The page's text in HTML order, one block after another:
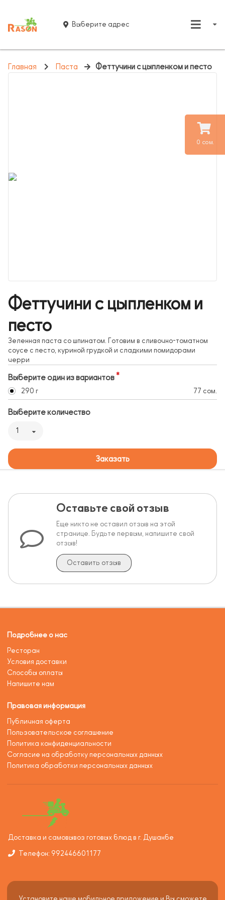
0 сом.
Выберите адрес
Главная Паста Феттучини с цыпленком и песто
Феттучини с цыпленком и
песто
Зеленная паста со шпинатом. Готовим в сливочно-томатном
соусе с песто, куриной грудкой и сладкими помидорами
черри
Выберите один из вариантов
290 г 77 сом.
Выберите количество
1
Заказать
Оставьте свой отзыв
Еще никто не оставил отзыв на этой
странице. Будьте первым, напишите свой
отзыв!
Оставить отзыв
Подробнее о нас
Ресторан
Условия доставки
Способы оплаты
Напишите нам
Правовая информация
Публичная оферта
Пользовательское соглашение
Политика конфиденциальности
Согласие на обработку персональных данных
Политика обработки персональных данных
Доставка и самовывоз готовых блюд в г. Душанбе
Телефон: 992446601177